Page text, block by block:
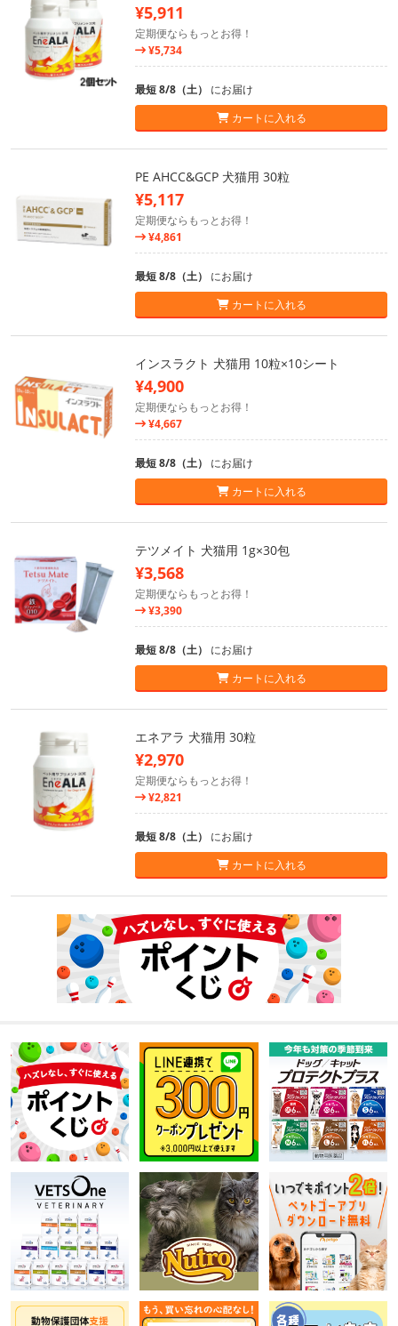
¥5,911
定期便ならもっとお得！
¥5,734
最短 8/8（土） にお届け
カートに入れる
PE AHCC&GCP 犬猫用 30粒
¥5,117
定期便ならもっとお得！
¥4,861
最短 8/8（土） にお届け
カートに入れる
インスラクト 犬猫用 10粒×10シート
¥4,900
定期便ならもっとお得！
¥4,667
最短 8/8（土） にお届け
カートに入れる
テツメイト 犬猫用 1g×30包
¥3,568
定期便ならもっとお得！
¥3,390
最短 8/8（土） にお届け
カートに入れる
エネアラ 犬猫用 30粒
¥2,970
定期便ならもっとお得！
¥2,821
最短 8/8（土） にお届け
カートに入れる